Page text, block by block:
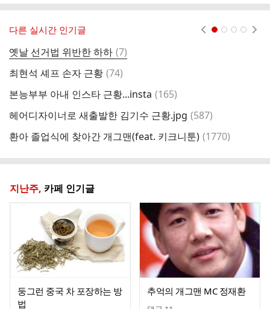
다른 실시간 인기글
옛날 선거법 위반한 하하 댓
글
(7)
최현석 셰프 손자 근황 댓
(74)
본능부부 아내 인스타 근황...insta 댓
(165)
헤어디자이너로 새출발한 김기수 근황.jpg 댓
(587)
환아 졸업식에 찾아간 개그맨(feat. 키크니툰) 댓
(1770)
지난주, 카페 인기글
둥그런 중국 차 포장하는 방
법
추억의 개그맨 MC 정재환